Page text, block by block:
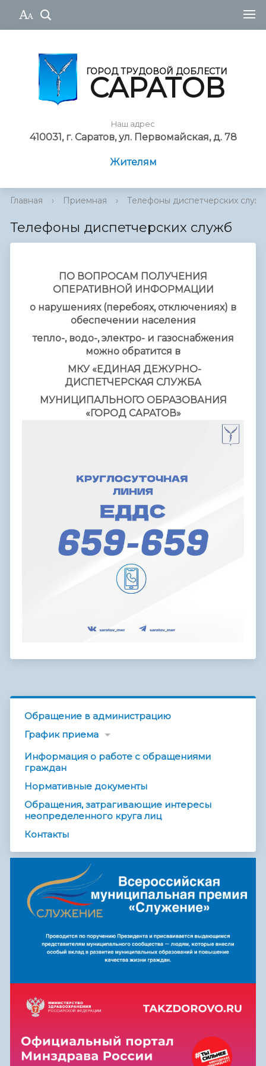
ГОРОД ТРУДОВОЙ ДОБЛЕСТИ
САРАТОВ
Наш адрес
410031, г. Саратов, ул. Первомайская, д. 78
Жителям
Главная › Приемная › Телефоны диспетчерских
Телефоны диспетчерских служб
ПО ВОПРОСАМ ПОЛУЧЕНИЯ
ОПЕРАТИВНОЙ ИНФОРМАЦИИ
о нарушениях (перебоях, отключениях) в
обеспечении населения
тепло-, водо-, электро- и газоснабжения
можно обратится в
МКУ «ЕДИНАЯ ДЕЖУРНО-
ДИСПЕТЧЕРСКАЯ СЛУЖБА
МУНИЦИПАЛЬНОГО ОБРАЗОВАНИЯ
«ГОРОД САРАТОВ»
Обращение в администрацию
График приема
Информация о работе с обращениями
граждан
Нормативные документы
Обращения, затрагивающие интересы
неопределенного круга лиц
Контакты